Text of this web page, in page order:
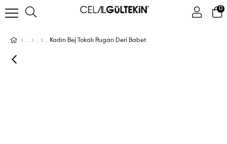
0
ÜYE GIRIŞI ÜYE OL Facebook İle Bağlan
Kadın Bej Tokalı Rugan Deri Babet